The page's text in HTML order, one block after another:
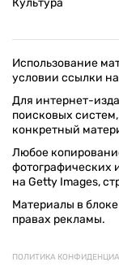
Культура
Использование
условии ссылки
Для интернет-
поисковых
конкретный
Любое
фотографических
на Getty Images,
Материалы в
правах рекламы.
ПОЛИТИКА